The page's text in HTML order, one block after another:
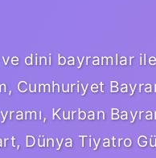
ve dini bayramlar
Cumhuriyet
Kurban
Dünya Tiyatro